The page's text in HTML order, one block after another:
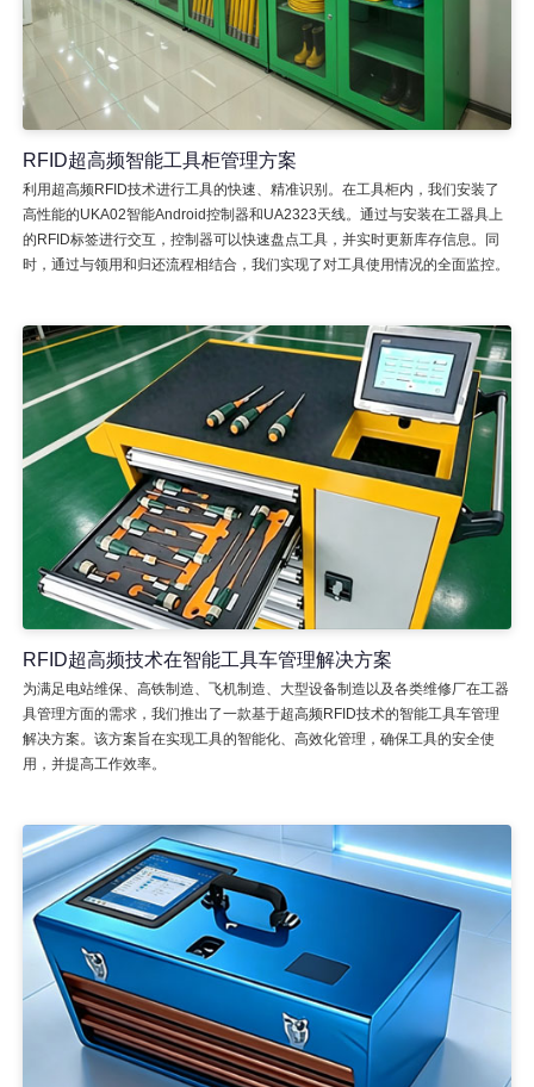
RFID超高频智能工具柜管理方案
利用超高频RFID技术进行工具的快速、精准识别。在工具柜内，我们安装了
高性能的UKA02智能Android控制器和UA2323天线。通过与安装在工器具上
的RFID标签进行交互，控制器可以快速盘点工具，并实时更新库存信息。同
时，通过与领用和归还流程相结合，我们实现了对工具使用情况的全面监控。
RFID超高频技术在智能工具车管理解决方案
为满足电站维保、高铁制造、飞机制造、大型设备制造以及各类维修厂在工器
具管理方面的需求，我们推出了一款基于超高频RFID技术的智能工具车管理
解决方案。该方案旨在实现工具的智能化、高效化管理，确保工具的安全使
用，并提高工作效率。